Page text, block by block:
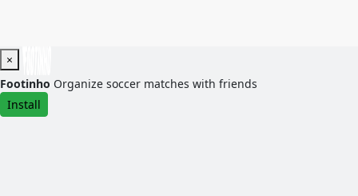
×
Footinho Organize soccer matches with friends
Install